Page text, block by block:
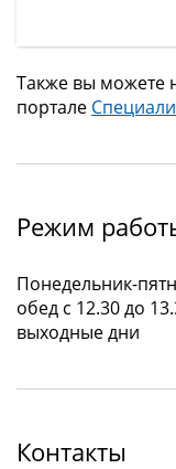
Также вы можете
портале
Режим
Понедельник-
обед с 12.30 до
выходные дни
Контакты